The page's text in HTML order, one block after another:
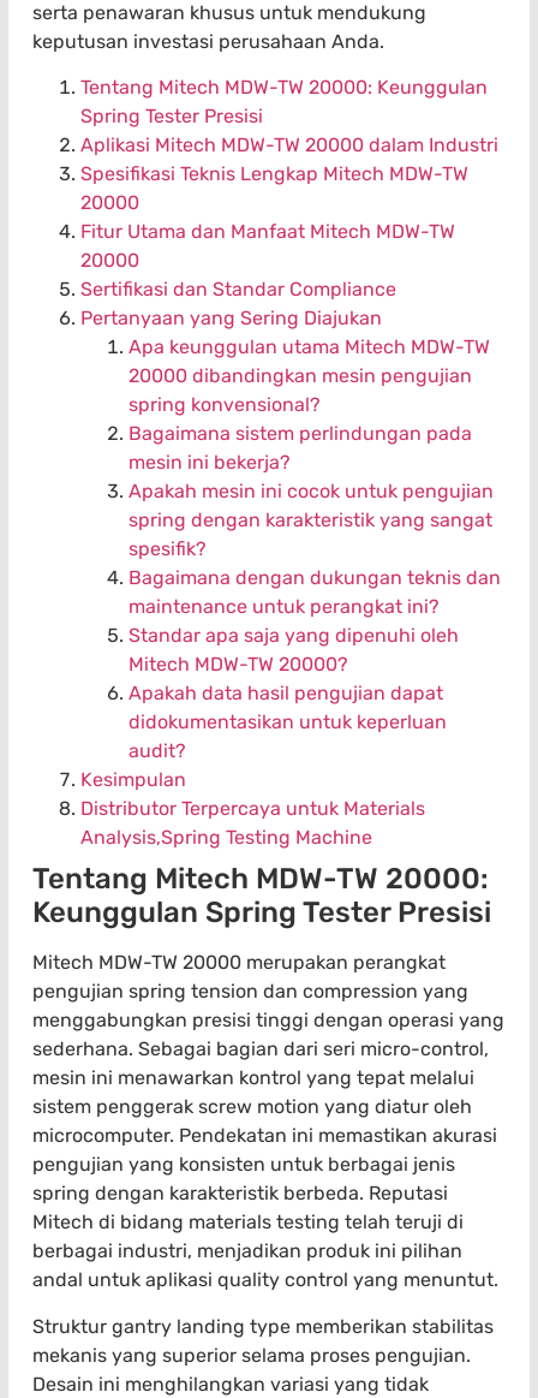
serta penawaran khusus untuk mendukung
keputusan investasi perusahaan Anda.
Tentang Mitech MDW-TW 20000: Keunggulan
Spring Tester Presisi
Aplikasi Mitech MDW-TW 20000 dalam Industri
Spesifikasi Teknis Lengkap Mitech MDW-TW
20000
Fitur Utama dan Manfaat Mitech MDW-TW
20000
Sertifikasi dan Standar Compliance
Pertanyaan yang Sering Diajukan
Apa keunggulan utama Mitech MDW-TW
20000 dibandingkan mesin pengujian
spring konvensional?
Bagaimana sistem perlindungan pada
mesin ini bekerja?
Apakah mesin ini cocok untuk pengujian
spring dengan karakteristik yang sangat
spesifik?
Bagaimana dengan dukungan teknis dan
maintenance untuk perangkat ini?
Standar apa saja yang dipenuhi oleh
Mitech MDW-TW 20000?
Apakah data hasil pengujian dapat
didokumentasikan untuk keperluan
audit?
Kesimpulan
Distributor Terpercaya untuk Materials
Analysis,Spring Testing Machine
Tentang Mitech MDW-TW 20000:
Keunggulan Spring Tester Presisi
Mitech MDW-TW 20000 merupakan perangkat
pengujian spring tension dan compression yang
menggabungkan presisi tinggi dengan operasi yang
sederhana. Sebagai bagian dari seri micro-control,
mesin ini menawarkan kontrol yang tepat melalui
sistem penggerak screw motion yang diatur oleh
microcomputer. Pendekatan ini memastikan akurasi
pengujian yang konsisten untuk berbagai jenis
spring dengan karakteristik berbeda. Reputasi
Mitech di bidang materials testing telah teruji di
berbagai industri, menjadikan produk ini pilihan
andal untuk aplikasi quality control yang menuntut.
Struktur gantry landing type memberikan stabilitas
mekanis yang superior selama proses pengujian.
Desain ini menghilangkan variasi yang tidak